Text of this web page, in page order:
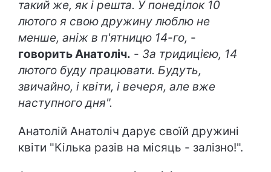
такий же, як і решта. У понеділок 10
лютого я свою дружину люблю не
менше, аніж в п'ятницю 14-го, -
говорить Анатоліч. - За тридицією, 14
лютого буду працювати. Будуть,
звичайно, і квіти, і вечеря, але вже
наступного дня".
Анатолій Анатоліч дарує своїй дружині
квіти "Кілька разів на місяць - залізно!".